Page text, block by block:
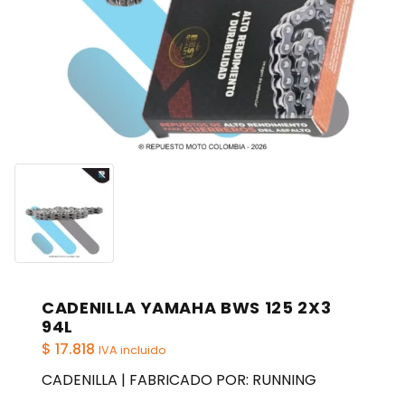
CADENILLA YAMAHA BWS 125 2X3
94L
$ 17.818 IVA incluido
CADENILLA | FABRICADO POR: RUNNING